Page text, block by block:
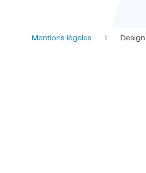
Mentions légales l Design